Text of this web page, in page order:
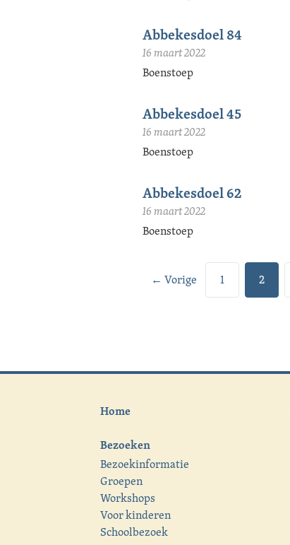
Abbekesdoel 84
16 maart 2022
Boenstoep
Abbekesdoel 45
16 maart 2022
Boenstoep
Abbekesdoel 62
16 maart 2022
Boenstoep
← Vorige 1 2
Home
Bezoeken
Bezoekinformatie
Groepen
Workshops
Voor kinderen
Schoolbezoek